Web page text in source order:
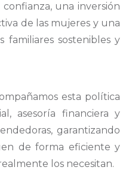
una inversión
de las mujeres y una
familiares sostenibles y
esta política
asesoría financiera y
garantizando
de forma eficiente y
los necesitan.